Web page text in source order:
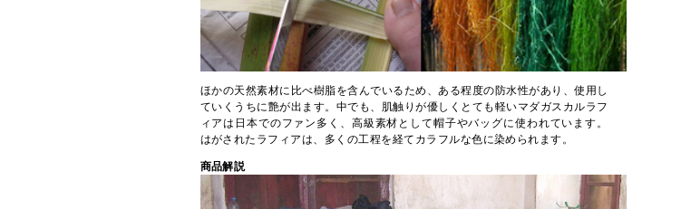
ほかの天然素材に比べ樹脂を含んでいるため、ある程度の防水性があり、使用し
ていくうちに艶が出ます。中でも、肌触りが優しくとても軽いマダガスカルラフ
ィアは日本でのファン多く、高級素材として帽子やバッグに使われています。
はがされたラフィアは、多くの工程を経てカラフルな色に染められます。
商品解説